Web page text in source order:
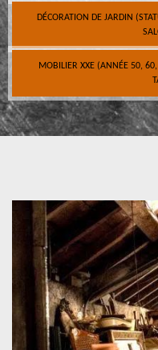
DÉCORATION DE JARDIN
MOBILIER XXE (ANNÉE 50,